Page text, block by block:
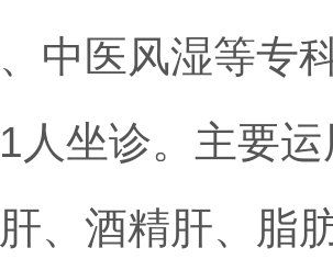
中医风湿等专
人坐诊。主要
、酒精肝、脂